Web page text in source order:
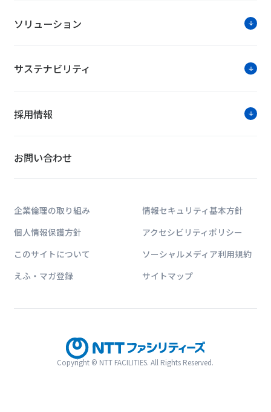
ソリューション
サステナビリティ
採用情報
お問い合わせ
企業倫理の取り組み
情報セキュリティ基本方針
個人情報保護方針
アクセシビリティポリシー
このサイトについて
ソーシャルメディア利用規約
えふ・マガ登録
サイトマップ
Copyright © NTT FACILITIES. All Rights Reserved.